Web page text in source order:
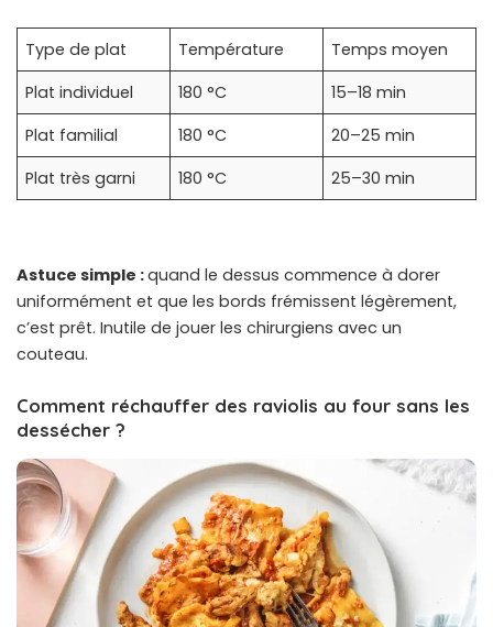
Type de plat Température
Temps moyen
Plat individuel
180 °C
15–18 min
Plat familial
180 °C
20–25 min
Plat très garni
180 °C 25–30 min
Astuce simple :quand le dessus commence à dorer
uniformément et que les bords frémissent légèrement,
c’est prêt. Inutile de jouer les chirurgiens avec un
couteau.
Comment réchauffer des raviolis au four sans les
dessécher ?